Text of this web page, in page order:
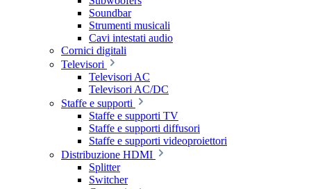
Soundbar
Strumenti musicali
Cavi intestati audio
Cornici digitali
Televisori
Televisori AC
Televisori AC/DC
Staffe e supporti
Staffe e supporti TV
Staffe e supporti diffusori
Staffe e supporti videoproiettori
Distribuzione HDMI
Splitter
Switcher